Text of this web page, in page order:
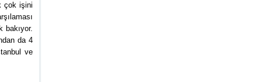
çok işini
bakıyor.
da 4
ve